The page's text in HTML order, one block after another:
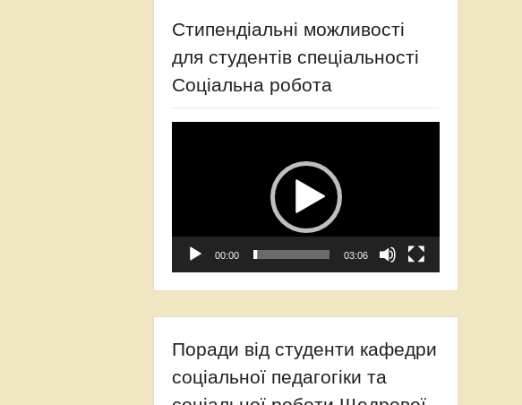
Стипендіальні можливості
для студентів спеціальності
Соціальна робота
00:00 03:06
Поради від студенти кафедри
соціальної педагогіки та